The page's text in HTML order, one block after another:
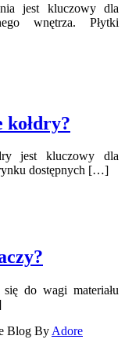
jest kluczowy dla
wnętrza. Płytki
kołdry?
jest kluczowy dla
dostępnych […]
do wagi materiału
Blog By Adore